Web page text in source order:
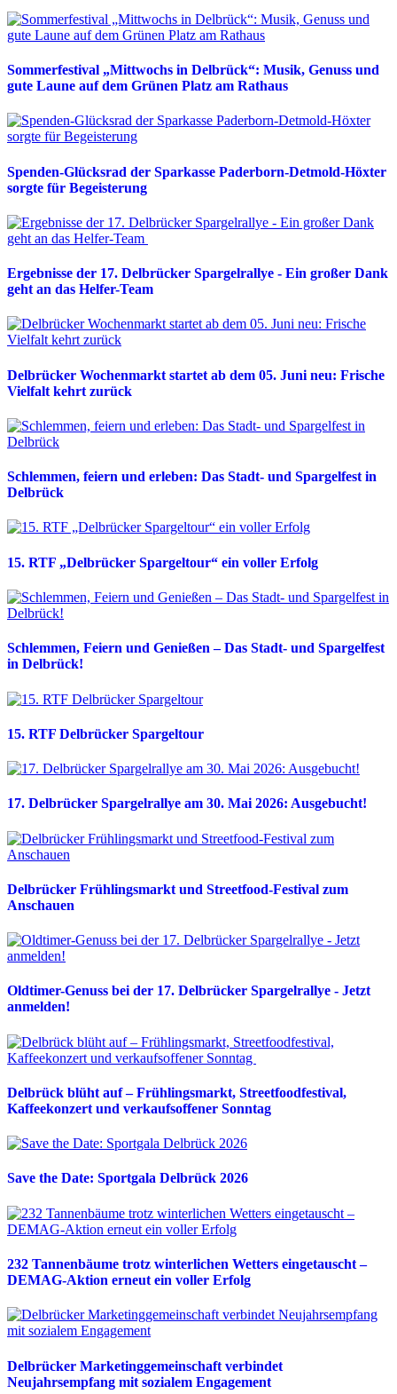
Sommerfestival „Mittwochs in Delbrück“: Musik, Genuss und
gute Laune auf dem Grünen Platz am Rathaus
Spenden-Glücksrad der Sparkasse Paderborn-Detmold-Höxter
sorgte für Begeisterung
Ergebnisse der 17. Delbrücker Spargelrallye - Ein großer Dank
geht an das Helfer-Team
Delbrücker Wochenmarkt startet ab dem 05. Juni neu: Frische
Vielfalt kehrt zurück
Schlemmen, feiern und erleben: Das Stadt- und Spargelfest in
Delbrück
15. RTF „Delbrücker Spargeltour“ ein voller Erfolg
Schlemmen, Feiern und Genießen – Das Stadt- und Spargelfest
in Delbrück!
15. RTF Delbrücker Spargeltour
17. Delbrücker Spargelrallye am 30. Mai 2026: Ausgebucht!
Delbrücker Frühlingsmarkt und Streetfood-Festival zum
Anschauen
Oldtimer-Genuss bei der 17. Delbrücker Spargelrallye - Jetzt
anmelden!
Delbrück blüht auf – Frühlingsmarkt, Streetfoodfestival,
Kaffeekonzert und verkaufsoffener Sonntag
Save the Date: Sportgala Delbrück 2026
232 Tannenbäume trotz winterlichen Wetters eingetauscht –
DEMAG-Aktion erneut ein voller Erfolg
Delbrücker Marketinggemeinschaft verbindet
Neujahrsempfang mit sozialem Engagement